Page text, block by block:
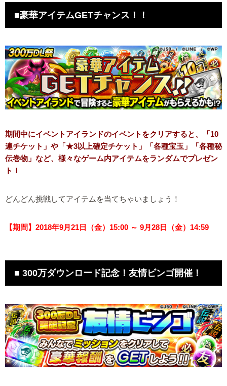
■豪華アイテムGETチャンス！！
期間中にイベントアイランドのイベントをクリアすると、「10
連チケット」や「★3以上確定チケット」「各種宝玉」「各種秘
伝巻物」など、様々なゲーム内アイテムをランダムでプレゼン
ト！
どんどん挑戦してアイテムを当てちゃいましょう！
【期間】2018年9月21日（金）15:00 ～ 9月28日（金）14:59
■ 300万ダウンロード記念！友情ビンゴ開催！